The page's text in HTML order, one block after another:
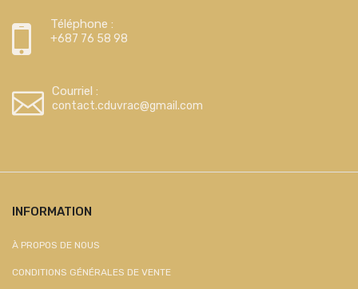
Téléphone :
+687 76 58 98
Courriel :
contact.cduvrac@gmail.com
INFORMATION
À PROPOS DE NOUS
CONDITIONS GÉNÉRALES DE VENTE